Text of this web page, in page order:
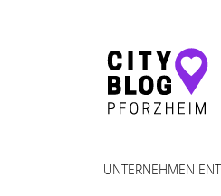
Hauptnavigation
UNTERNEHMEN